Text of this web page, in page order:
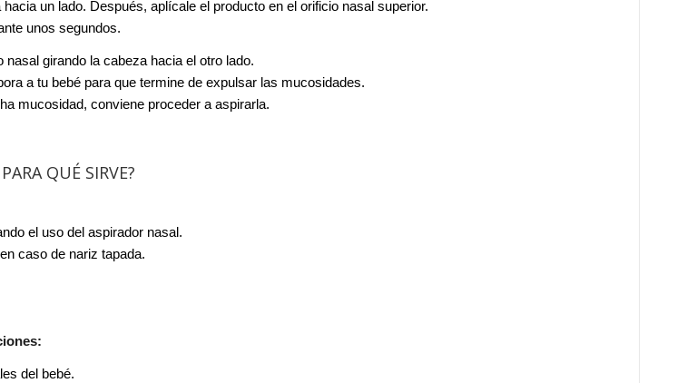
un lado. Después, aplícale el producto en el orificio nasal superior.
unos segundos.
girando la cabeza hacia el otro lado.
a tu bebé para que termine de expulsar las mucosidades.
mucosidad, conviene proceder a aspirarla.
QUÉ SIRVE?
el uso del aspirador nasal.
en caso de nariz tapada.
del bebé.